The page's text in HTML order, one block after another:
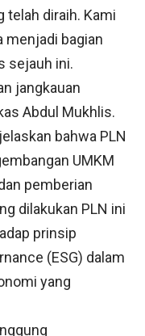
telah diraih. Kami
menjadi bagian
sejauh ini.
jangkauan
Abdul Mukhlis.
bahwa PLN
UMKM
pemberian
dilakukan PLN ini
prinsip
(ESG) dalam
yang